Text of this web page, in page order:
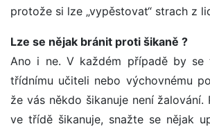
protože si lze „vypěstovat“ strach z
Lze se nějak bránit proti šikaně ?
Ano i ne. V každém případě by se
třídnímu učiteli nebo výchovnému
že vás někdo šikanuje není žalování.
ve třídě šikanuje, snažte se nějak